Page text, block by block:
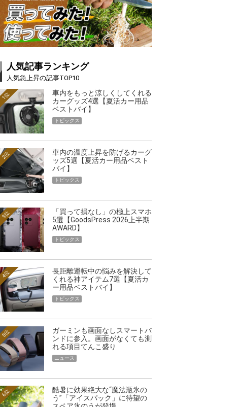
人気記事ランキング
人気急上昇の記事TOP10
車内をもっと涼しくしてくれる
カーグッズ4選【夏活カー用品
ベストバイ】
1位
トピックス
車内の温度上昇を防げるカーグ
ッズ5選【夏活カー用品ベスト
バイ】
2位
トピックス
「買って損なし」の極上スマホ
5選【GoodsPress 2026上半期
AWARD】
3位
トピックス
長距離運転中の悩みを解決して
くれる神アイテム7選【夏活カ
ー用品ベストバイ】
4位
トピックス
ガーミンも画面なしスマートバ
ンドに参入。画面がなくても測
れる項目てんこ盛り
5位
ニュース
酷暑に効果絶大な“魔法瓶氷の
う”「アイスパック」に待望の
6位